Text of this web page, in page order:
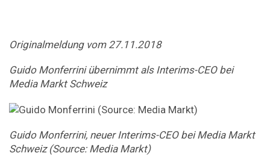
Originalmeldung vom 27.11.2018
Guido Monferrini übernimmt als Interims-CEO bei
Media Markt Schweiz
Guido Monferrini, neuer Interims-CEO bei Media Markt
Schweiz (Source: Media Markt)